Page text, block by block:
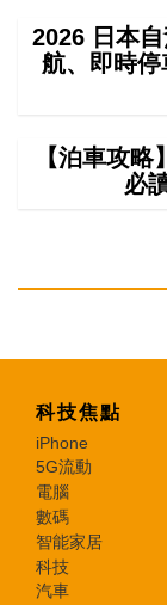
2026 日本
航、即時
【泊車攻
必
科技焦點
iPhone
5G流動
電腦
數碼
智能家居
科技
汽車